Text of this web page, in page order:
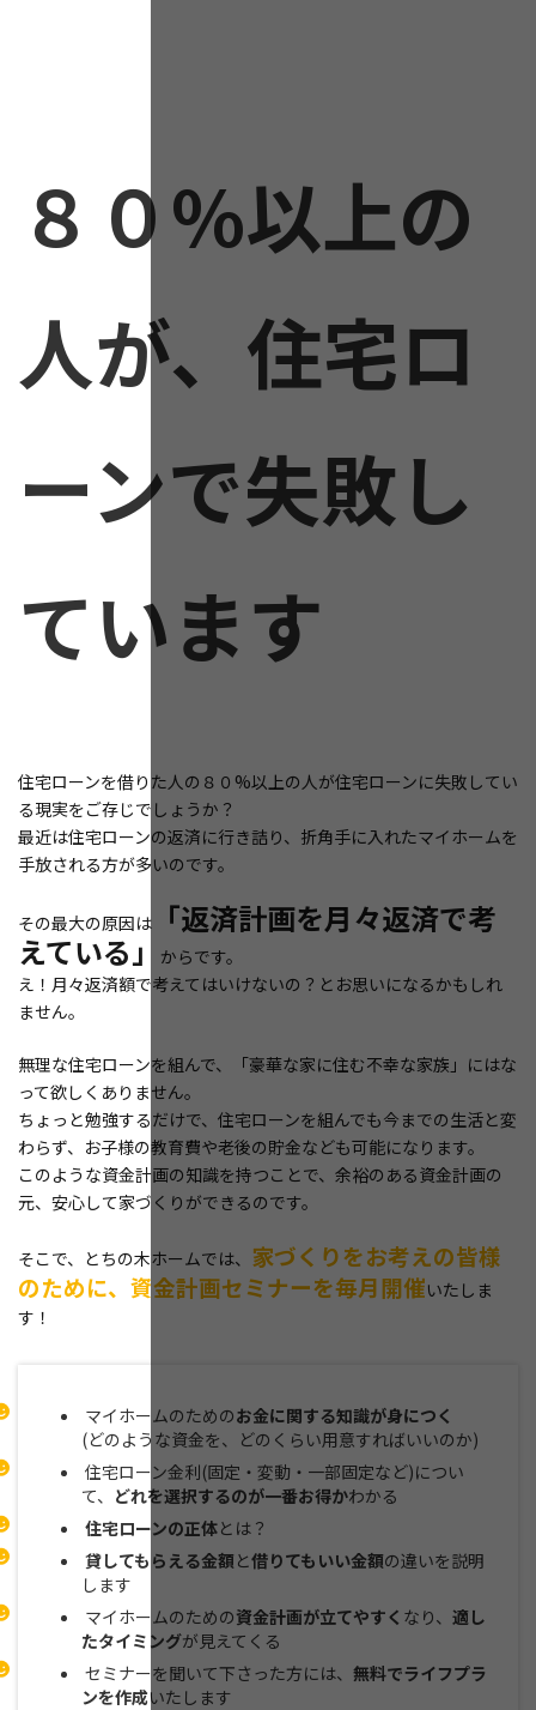
８０%以上の
人が、住宅ロ
ーンで失敗し
ています
住宅ローンを借りた人の８０%以上の人が住宅ローンに失敗してい
る現実をご存じでしょうか？
最近は住宅ローンの返済に行き詰り、折角手に入れたマイホームを
手放される方が多いのです。
その最大の原因は
「返済計画を月々返済で考
えている」
からです。
え！月々返済額で考えてはいけないの？とお思いになるかもしれ
ません。
無理な住宅ローンを組んで、「豪華な家に住む不幸な家族」にはな
って欲しくありません。
ちょっと勉強するだけで、住宅ローンを組んでも今までの生活と変
わらず、お子様の教育費や老後の貯金なども可能になります。
このような資金計画の知識を持つことで、余裕のある資金計画の
元、安心して家づくりができるのです。
そこで、とちの木ホームでは、 家づくりをお考えの皆様
のために、資金計画セミナーを毎月開催いたしま
す！
マイホームのためのお金に関する知識が身につく
(どのような資金を、どのくらい用意すればいいのか)
住宅ローン金利(固定・変動・一部固定など)につい
て、 どれを選択するのが一番お得かわかる
住宅ローンの正体とは？
貸してもらえる金額と借りてもいい金額の違いを説明
します
マイホームのための資金計画が立てやすく なり、適し
たタイミングが見えてくる
セミナーを聞いて下さった方には、無料でライフプラ
ンを作成いたします